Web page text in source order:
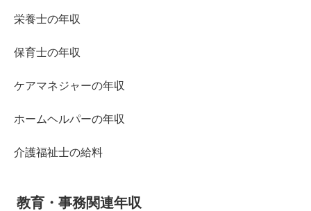
栄養士の年収
保育士の年収
ケアマネジャーの年収
ホームヘルパーの年収
介護福祉士の給料
教育・事務関連年収